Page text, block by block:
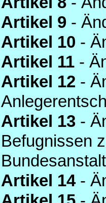
Artikel 9 -
Artikel 10 -
Artikel 11 -
Artikel 12 -
Artikel 13 -
Befugnissen
Artikel 14-